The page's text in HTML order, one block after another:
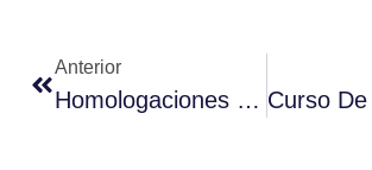
Anterior
Homologaciones Jueces Baristas-Canarias, Aragón Y Cantabria